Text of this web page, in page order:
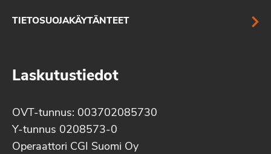
TIETOSUOJAKÄYTÄNTEET
Laskutustiedot
OVT-tunnus: 003702085730
Y-tunnus 0208573-0
Operaattori CGI Suomi Oy